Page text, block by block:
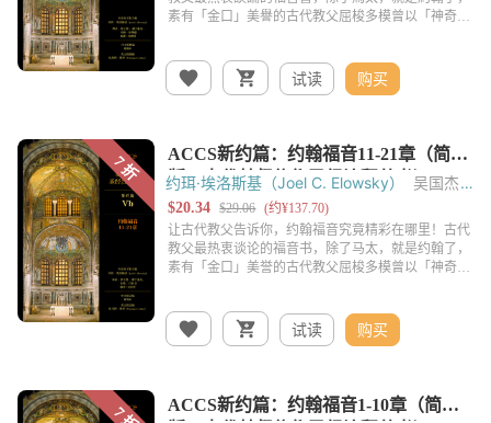
试读 购买
约珥·埃洛斯基（Joel C. Elowsky）
吴国杰
托马斯‧奥登（Thomas C. Oden）
试读 购买